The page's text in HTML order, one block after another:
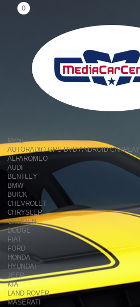
Menu
AUTORADIO GPS DVD ANDROID CARPLAY
ALFAROMEO
AUDI
BENTLEY
BMW
BUICK
CHEVROLET
CHRYSLER
CITROEN
DODGE
FIAT
FORD
HONDA
HYUNDAI
JEEP
KIA
LAND ROVER
MASERATI
0